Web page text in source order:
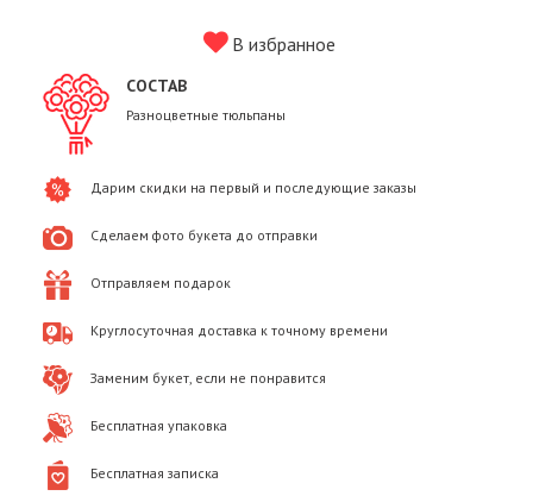
В избранное
СОСТАВ
Разноцветные тюльпаны
Дарим скидки на первый и последующие заказы
Сделаем фото букета до отправки
Отправляем подарок
Круглосуточная доставка к точному времени
Заменим букет, если не понравится
Бесплатная упаковка
Бесплатная записка